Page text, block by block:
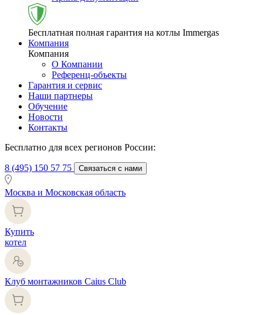
Бесплатная полная гарантия на котлы Immergas
Компания
Компания
О Компании
Референц-объекты
Гарантия и сервис
Наши партнеры
Обучение
Новости
Контакты
Бесплатно для всех регионов России:
8 (495) 150 57 75 Связаться с нами
Москва и Московская область
Купить
котел
Клуб монтажников Caius Club